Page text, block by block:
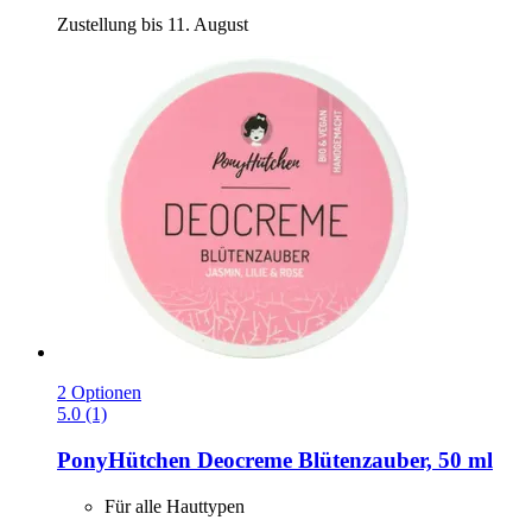
Zustellung bis 11. August
2 Optionen
5.0 (1)
PonyHütchen Deocreme Blütenzauber, 50 ml
Für alle Hauttypen